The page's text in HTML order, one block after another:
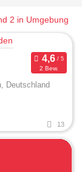
2 in Umgebung
2 Bew.
Deutschland
13